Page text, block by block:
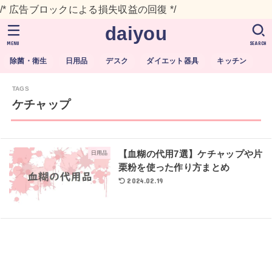
/* 広告ブロックによる損失収益の回復 */
daiyou
除菌・衛生 日用品 デスク ダイエット器具 キッチン
SEARCH
MENU
ケチャップ
日用品
【血糊の代用7選】ケチャップや片
栗粉を使った作り方まとめ
2024.02.19